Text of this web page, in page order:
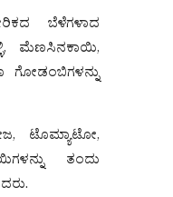
ಬೆಳೆಗಳಾದ
ಮೆಣಸಿನಕಾಯಿ,
ಗೋಡಂಬಿಗಳನ್ನು
ಟೊಮ್ಯಾಟೋ,
ತಂದು